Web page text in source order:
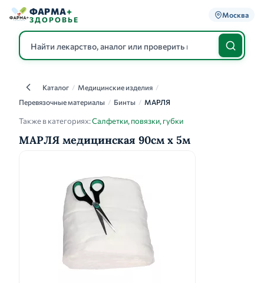
ФАРМА+
ЗДОРОВЬЕ
Москва
КаталогКаталог / Медицинские изделия /
Перевязочные материалы / Бинты / МАРЛЯ
Также в категориях:Салфетки, повязки, губки
МАРЛЯ медицинская 90см х 5м